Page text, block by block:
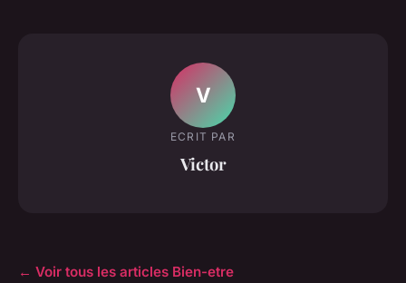
V
ECRIT PAR
Victor
← Voir tous les articles Bien-etre